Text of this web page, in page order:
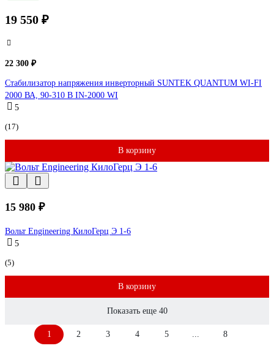
19 550 ₽
22 300 ₽
Стабилизатор напряжения инверторный SUNTEK QUANTUM WI-FI
2000 ВА, 90-310 В IN-2000 WI
5
(17)
В корзину
15 980 ₽
Вольт Engineering КилоГерц Э 1-6
5
(5)
В корзину
Показать еще 40
1 2 3 4 5 ... 8